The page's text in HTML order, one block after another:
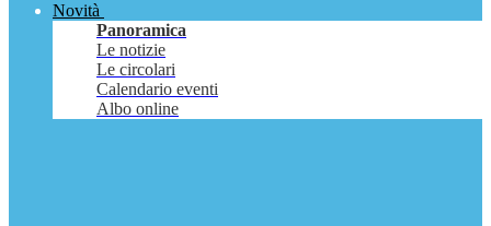
Novità
Panoramica
Le notizie
Le circolari
Calendario eventi
Albo online